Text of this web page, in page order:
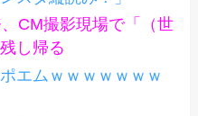
CM撮影現場で「（世
し帰る
エムｗｗｗｗｗｗｗ